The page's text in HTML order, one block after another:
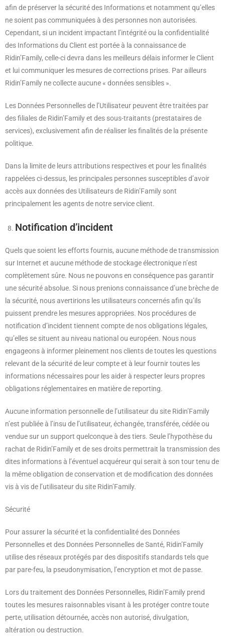
afin de préserver la sécurité des Informations et notamment qu’elles
ne soient pas communiquées à des personnes non autorisées.
Cependant, si un incident impactant l’intégrité ou la confidentialité
des Informations du Client est portée à la connaissance de
Ridin’Family, celle-ci devra dans les meilleurs délais informer le Client
et lui communiquer les mesures de corrections prises. Par ailleurs
Ridin’Family ne collecte aucune « données sensibles ».
Les Données Personnelles de l’Utilisateur peuvent être traitées par
des filiales de Ridin’Family et des sous-traitants (prestataires de
services), exclusivement afin de réaliser les finalités de la présente
politique.
Dans la limite de leurs attributions respectives et pour les finalités
rappelées ci-dessus, les principales personnes susceptibles d’avoir
accès aux données des Utilisateurs de Ridin’Family sont
principalement les agents de notre service client.
Notification d’incident
Quels que soient les efforts fournis, aucune méthode de transmission
sur Internet et aucune méthode de stockage électronique n’est
complètement sûre. Nous ne pouvons en conséquence pas garantir
une sécurité absolue. Si nous prenions connaissance d’une brèche de
la sécurité, nous avertirions les utilisateurs concernés afin qu’ils
puissent prendre les mesures appropriées. Nos procédures de
notification d’incident tiennent compte de nos obligations légales,
qu’elles se situent au niveau national ou européen. Nous nous
engageons à informer pleinement nos clients de toutes les questions
relevant de la sécurité de leur compte et à leur fournir toutes les
informations nécessaires pour les aider à respecter leurs propres
obligations réglementaires en matière de reporting.
Aucune information personnelle de l’utilisateur du site Ridin’Family
n’est publiée à l’insu de l’utilisateur, échangée, transférée, cédée ou
vendue sur un support quelconque à des tiers. Seule l’hypothèse du
rachat de Ridin’Family et de ses droits permettrait la transmission des
dites informations à l’éventuel acquéreur qui serait à son tour tenu de
la même obligation de conservation et de modification des données
vis à vis de l’utilisateur du site Ridin’Family.
Sécurité
Pour assurer la sécurité et la confidentialité des Données
Personnelles et des Données Personnelles de Santé, Ridin’Family
utilise des réseaux protégés par des dispositifs standards tels que
par pare-feu, la pseudonymisation, l’encryption et mot de passe.
Lors du traitement des Données Personnelles, Ridin’Family prend
toutes les mesures raisonnables visant à les protéger contre toute
perte, utilisation détournée, accès non autorisé, divulgation,
altération ou destruction.